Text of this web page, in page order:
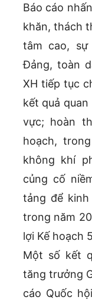
Báo cáo
khăn, thách
tâm cao,
Đảng, toàn
XH tiếp tục
kết quả
vực; hoàn
hoạch,
không khí
củng cố
tảng để
trong năm
lợi Kế hoạch
Một số kết
tăng trưởng
cáo Quốc